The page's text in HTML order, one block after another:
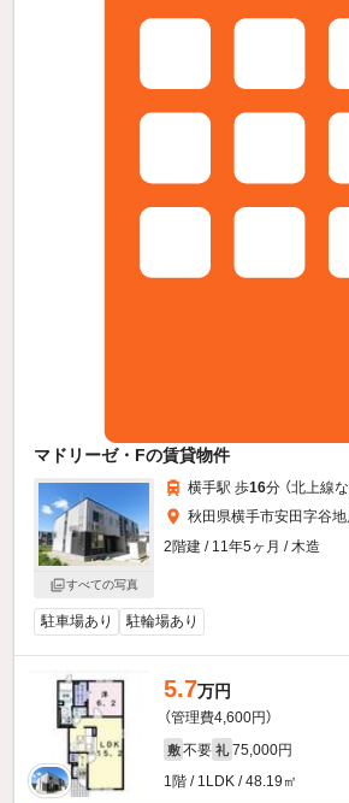
マドリーゼ・Fの賃貸物件
すべての写真
横手駅 歩16分 （北上線
秋田県横手市安田字谷
2階建 / 11年5ヶ月 / 木造
駐車場あり 駐輪場あり
5.7万円
（管理費4,600円）
敷 不要 礼 75,000円
1階 / 1LDK / 48.19㎡